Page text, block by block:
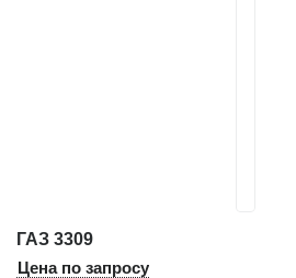
ГАЗ 3309
Цена по запросу